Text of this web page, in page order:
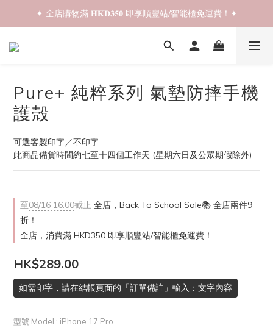
✦ 𝐁𝐚𝐜𝐤 𝐓𝐨 𝐒𝐜𝐡𝐨𝐨𝐥 𝐒𝐚𝐥𝐞📚 全店兩件𝟗折！✦
✦ 全店購物滿 𝐇𝐊𝐃𝟑𝟓𝟎 即享順豐站/智能櫃免運費！✦
✦ 𝐁𝐚𝐜𝐤 𝐓𝐨 𝐒𝐜𝐡𝐨𝐨𝐥 𝐒𝐚𝐥𝐞📚 全店兩件𝟗折！✦
Pure+ 純粹系列 氣墊防摔手機
護殻
可選客製印字／不印字
此商品備貨時間約七至十四個工作天 (星期六日及公眾期假除外)
至08/16 16:00截止 全店，Back To School Sale📚 全店兩件9
折！
全店，消費滿 HKD350 即享順豐站/智能櫃免運費！
HK$289.00
如需印字，請在結帳頁面的「訂單備註」輸入：文字內容
型號 Model : iPhone 17 Pro